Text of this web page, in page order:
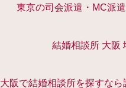
東京の司会派遣・MC派
結婚相談所 大阪
大阪で結婚相談所を探すな